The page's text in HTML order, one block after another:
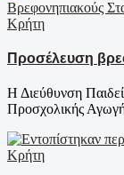
Κρήτη
Προσέλευση
Η Διεύθυνση
Προσχολικής
Κρήτη